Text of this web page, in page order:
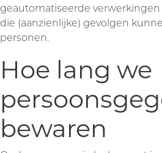
geautomatiseerde verwerkingen
die (aanzienlijke) gevolgen
personen.
Hoe lang we
bewaren